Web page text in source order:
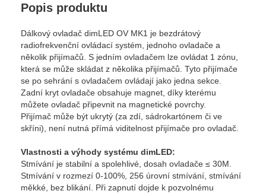
Popis produktu
Dálkový ovladač dimLED OV MK1 je bezdrátový
radiofrekvenční ovládací systém, jednoho ovladače a
několik přijímačů. S jedním ovladačem lze ovládat 1 zónu,
která se může skládat z několika přijímačů. Tyto přijímače
se po sehrání s ovladačem ovládají jako jedna sekce.
Zadní kryt ovladače obsahuje magnet, díky kterému
můžete ovladač připevnit na magnetické povrchy.
Přijímač může být ukrytý (za zdí, sádrokartónem či ve
skříni), není nutná přímá viditelnost přijímače pro ovladač.
Vlastnosti a výhody systému dimLED:
Stmívání je stabilní a spolehlivé, dosah ovladače ≤ 30M.
Stmívání v rozmezí 0-100%, 256 úrovní stmívání, stmívání
měkké, bez blikání. Při zapnutí dojde k pozvolnému